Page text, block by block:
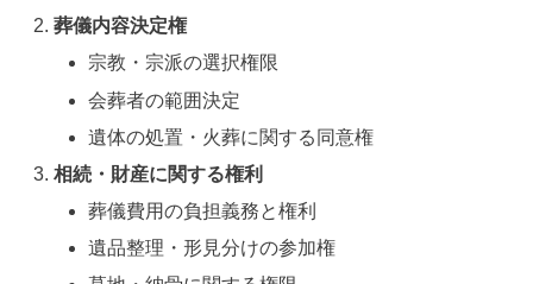
葬儀内容決定権
宗教・宗派の選択権限
会葬者の範囲決定
遺体の処置・火葬に関する同意権
相続・財産に関する権利
葬儀費用の負担義務と権利
遺品整理・形見分けの参加権